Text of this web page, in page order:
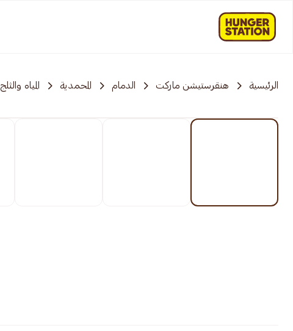
الرئيسية هنقرستيشن ماركت الدمام المحمدية المياه والثلج